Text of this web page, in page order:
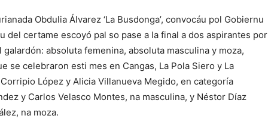
Obdulia Álvarez ‘La Busdonga’, convocáu pol Gobiernu
del certame escoyó pal so pase a la final a dos aspirantes por
galardón: absoluta femenina, absoluta masculina y moza,
se celebraron esti mes en Cangas, La Pola Siero y La
López y Alicia Villanueva Megido, en categoría
y Carlos Velasco Montes, na masculina, y Néstor Díaz
na moza.